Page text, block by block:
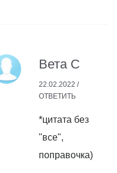
Вета С
22.02.2022 /
ОТВЕТИТЬ
*цитата без
"все",
поправочка)